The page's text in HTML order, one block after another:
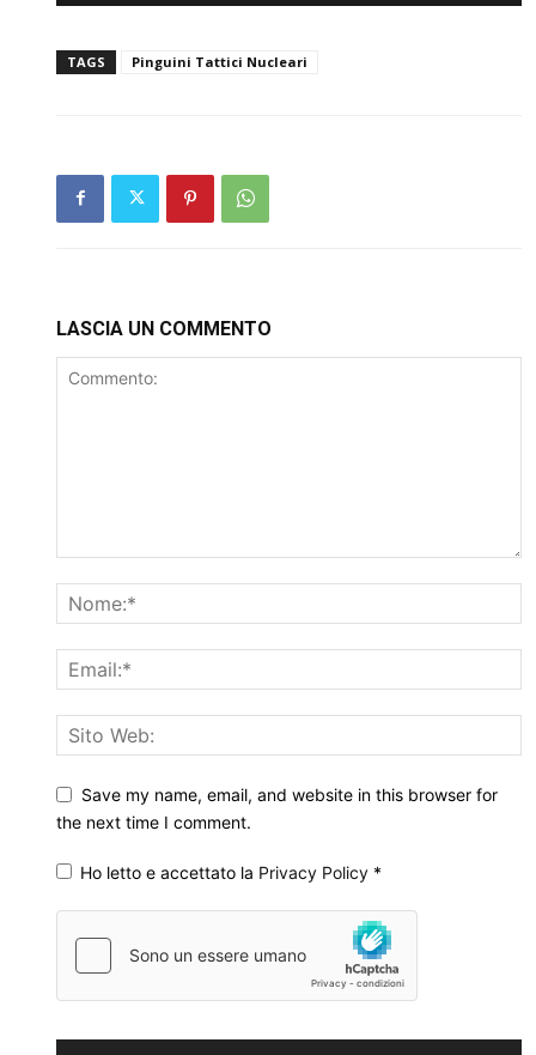
TAGS Pinguini Tattici Nucleari
LASCIA UN COMMENTO
Save my name, email, and website in this browser for
the next time I comment.
Ho letto e accettato la Privacy Policy *